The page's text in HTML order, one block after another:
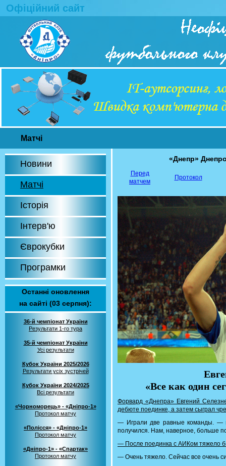
Офіційний сайт
Матчі
Новини
Матчі
Історія
Інтерв'ю
Єврокубки
Програмки
Останні оновлення
на сайті (03 серпня):
36-й чемпіонат України
Результати 1-го тура
35-й чемпіонат України
Усі результати
Кубок України 2025/2026
Результати усіх зустрічей
Кубок України 2024/2025
Всі результати
«Чорноморець» - «Дніпро-1»
Протокол матчу
«Полісся» - «Дніпро-1»
Протокол матчу
«Дніпро-1» - «Спартак»
Протокол матчу
«Днепр»
Перед
матчем
Протокол
«Все как один
Форвард «Днепра» Евгений
дебюте поединке, а затем сыграл
— Играли две равные команды. —
получился. Нам, наверное, больше
— После поединка с АИКом тяжело
— Очень тяжело. Сейчас все очень